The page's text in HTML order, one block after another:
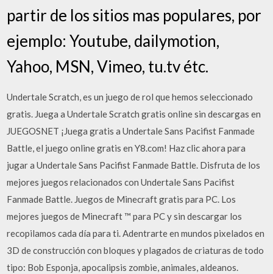
partir de los sitios mas populares, por
ejemplo: Youtube, dailymotion,
Yahoo, MSN, Vimeo, tu.tv étc.
Undertale Scratch, es un juego de rol que hemos seleccionado
gratis. Juega a Undertale Scratch gratis online sin descargas en
JUEGOSNET ¡Juega gratis a Undertale Sans Pacifist Fanmade
Battle, el juego online gratis en Y8.com! Haz clic ahora para
jugar a Undertale Sans Pacifist Fanmade Battle. Disfruta de los
mejores juegos relacionados con Undertale Sans Pacifist
Fanmade Battle. Juegos de Minecraft gratis para PC. Los
mejores juegos de Minecraft ™ para PC y sin descargar los
recopilamos cada día para ti. Adentrarte en mundos pixelados en
3D de construcción con bloques y plagados de criaturas de todo
tipo: Bob Esponja, apocalipsis zombie, animales, aldeanos.